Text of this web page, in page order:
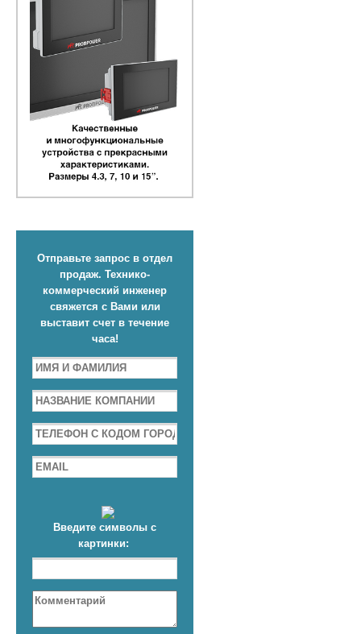
Отправьте запрос в отдел
продаж. Технико-
коммерческий инженер
свяжется с Вами или
выставит счет в течение
часа!
Введите символы с
картинки: